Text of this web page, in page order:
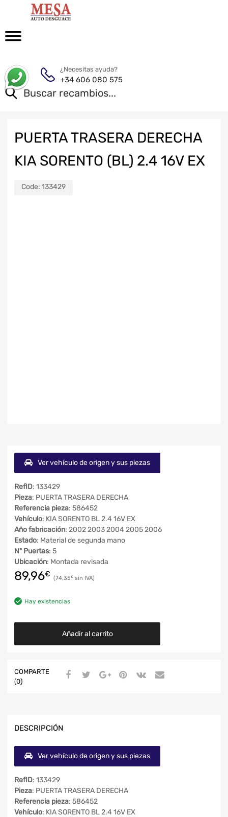
¿Necesitas ayuda?
+34 606 080 575
PUERTA TRASERA DERECHA
KIA SORENTO (BL) 2.4 16V EX
Code: 133429
Ver vehículo de origen y sus piezas
RefID: 133429
Pieza: PUERTA TRASERA DERECHA
Referencia pieza: 586452
Vehículo: KIA SORENTO BL 2.4 16V EX
Año fabricación: 2002 2003 2004 2005 2006
Estado: Material de segunda mano
Nº Puertas: 5
Ubicación: Montada revisada
89,96€ 74,35€
Hay existencias
Añadir al carrito
COMPARTE
(0)
DESCRIPCIÓN
Ver vehículo de origen y sus piezas
RefID: 133429
Pieza: PUERTA TRASERA DERECHA
Referencia pieza: 586452
Vehículo: KIA SORENTO BL 2.4 16V EX